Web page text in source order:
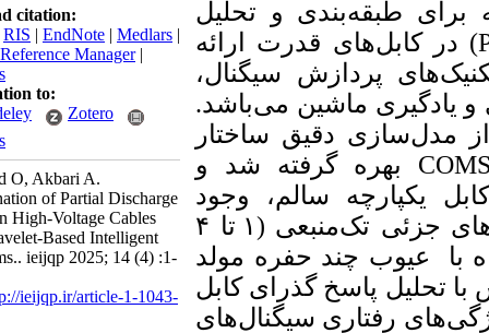
و تحلیل
قدرت ارائه
پردازش سیگنال،
ماشین می‌باشد.
دقیق ساختار
بهره گرفته شد و
سالم، وجود
تک‌منبعی (۱تا ۴
چند حفره مولد
پاسخ گذرای کابل
رفتاری سیگنال‌های
Download citation:
BibTeX|RIS| EndNote | Medlars
ProCite| Reference Manager|
Send citation to:
Mendeley
Zotero
Sabarshad O, Akbari A.
Discrimination of Partial Discharge
Sources in High-Voltage Cables
Using Wavelet-Based Intelligent
Algorithms.. ieijqp 2025; 14 (4) :1-
URL:http://ieijqp.ir/article-1-1043-